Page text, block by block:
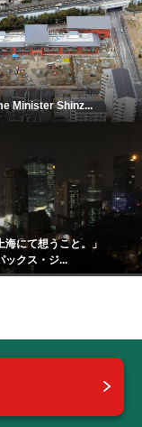
Minister Shinz...
海にて想うこと。」
ックス・ジ...